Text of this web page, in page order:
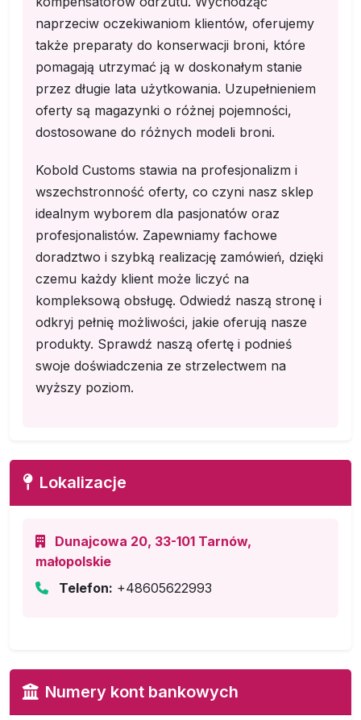
naprzeciw oczekiwaniom klientów, oferujemy
także preparaty do konserwacji broni, które
pomagają utrzymać ją w doskonałym stanie
przez długie lata użytkowania. Uzupełnieniem
oferty są magazynki o różnej pojemności,
dostosowane do różnych modeli broni.
Kobold Customs stawia na profesjonalizm i
wszechstronność oferty, co czyni nasz sklep
idealnym wyborem dla pasjonatów oraz
profesjonalistów. Zapewniamy fachowe
doradztwo i szybką realizację zamówień, dzięki
czemu każdy klient może liczyć na
kompleksową obsługę. Odwiedź naszą stronę i
odkryj pełnię możliwości, jakie oferują nasze
produkty. Sprawdź naszą ofertę i podnieś
swoje doświadczenia ze strzelectwem na
wyższy poziom.
Lokalizacje
Dunajcowa 20, 33-101 Tarnów,
małopolskie
Telefon: +48605622993
Numery kont bankowych